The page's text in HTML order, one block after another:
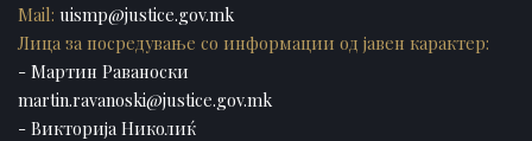
Mail: uismp@justice.gov.mk
Лица за посредување со информации од јавен карактер:
- Мартин Раваноски
martin.ravanoski@justice.gov.mk
- Викторија Николиќ